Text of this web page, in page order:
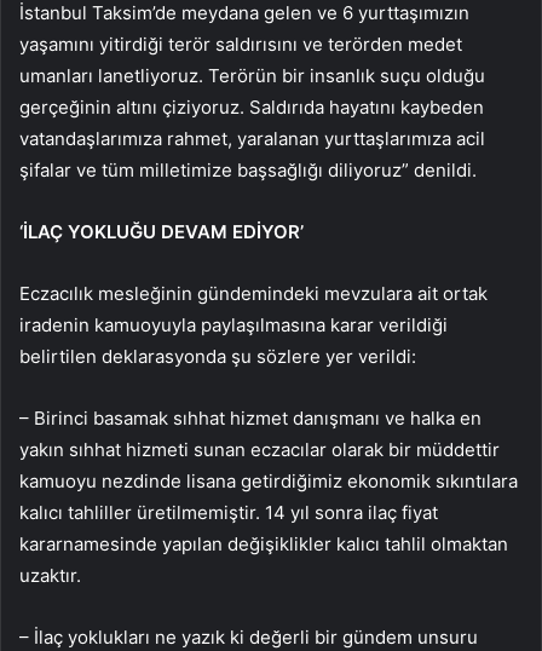
İstanbul Taksim’de meydana gelen ve 6 yurttaşımızın
yaşamını yitirdiği terör saldırısını ve terörden medet
umanları lanetliyoruz. Terörün bir insanlık suçu olduğu
gerçeğinin altını çiziyoruz. Saldırıda hayatını kaybeden
vatandaşlarımıza rahmet, yaralanan yurttaşlarımıza acil
şifalar ve tüm milletimize başsağlığı diliyoruz” denildi.
‘İLAÇ YOKLUĞU DEVAM EDİYOR’
Eczacılık mesleğinin gündemindeki mevzulara ait ortak
iradenin kamuoyuyla paylaşılmasına karar verildiği
belirtilen deklarasyonda şu sözlere yer verildi:
– Birinci basamak sıhhat hizmet danışmanı ve halka en
yakın sıhhat hizmeti sunan eczacılar olarak bir müddettir
kamuoyu nezdinde lisana getirdiğimiz ekonomik sıkıntılara
kalıcı tahliller üretilmemiştir. 14 yıl sonra ilaç fiyat
kararnamesinde yapılan değişiklikler kalıcı tahlil olmaktan
uzaktır.
– İlaç yoklukları ne yazık ki değerli bir gündem unsuru